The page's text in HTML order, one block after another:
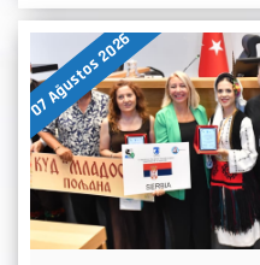
07 Ağustos 2026